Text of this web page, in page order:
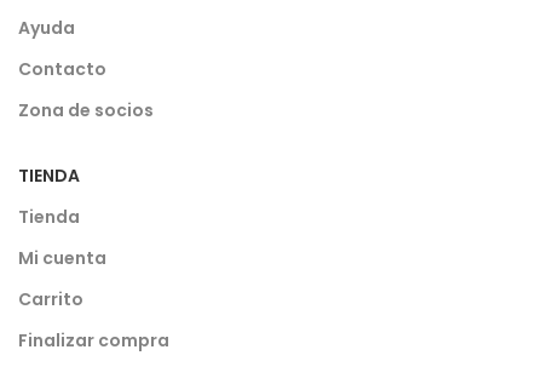
Ayuda
Contacto
Zona de socios
TIENDA
Tienda
Mi cuenta
Carrito
Finalizar compra